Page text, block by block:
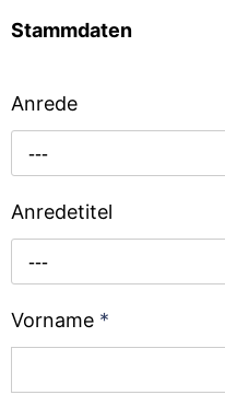
Stammdaten
Anrede
---
Anredetitel
---
Vorname *